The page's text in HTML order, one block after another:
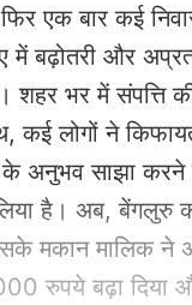
एक बार कई
में बढ़ोतरी और
शहर भर में संपत्ति
कई लोगों ने
के अनुभव साझा
लिया है। अब, बेंगलुरु
मकान मालिक
रुपये बढ़ा दिया